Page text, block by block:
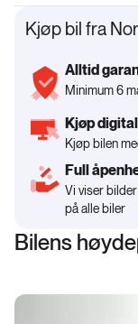
Kjøp bil fra
Alltid
Minimum 6
Kjøp
Kjøp bilen
Full
Vi viser
på alle biler
Bilens